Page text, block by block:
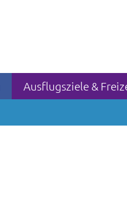
Ausflugsziele &